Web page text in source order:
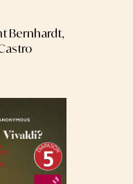
Bernhardt,